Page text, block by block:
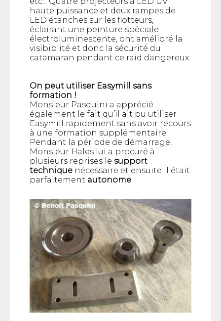
haute puissance et deux rampes de
LED étanches sur les flotteurs,
éclairant une peinture spéciale
électroluminescente, ont amélioré la
visibiblité et donc la sécurité du
catamaran pendant ce raid dangereux.
On peut utiliser Easymill sans
formation !
Monsieur Pasquini a apprécié
également le fait qu’il ait pu utiliser
Easymill rapidement sans avoir recours
à une formation supplémentaire.
Pendant la période de démarrage,
Monsieur Hales lui a procuré à
plusieurs reprises le support
technique nécessaire et ensuite il était
parfaitement autonome.